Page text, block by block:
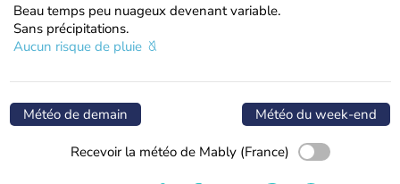
Beau temps peu nuageux devenant variable.
Sans précipitations.
Aucun risque de pluie
Météo de demain Météo du week-end
Recevoir la météo de Mably (France)